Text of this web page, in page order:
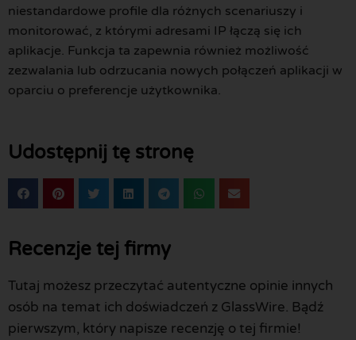
niestandardowe profile dla różnych scenariuszy i
monitorować, z którymi adresami IP łączą się ich
aplikacje. Funkcja ta zapewnia również możliwość
zezwalania lub odrzucania nowych połączeń aplikacji w
oparciu o preferencje użytkownika.
Udostępnij tę stronę
Recenzje tej firmy
Tutaj możesz przeczytać autentyczne opinie innych
osób na temat ich doświadczeń z GlassWire. Bądź
pierwszym, który napisze recenzję o tej firmie!